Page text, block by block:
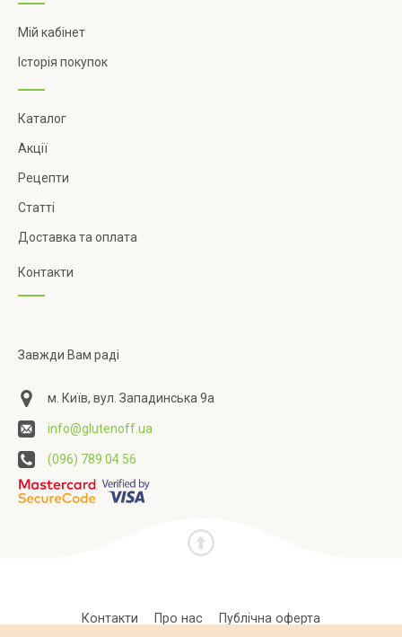
Мій кабінет
Історія покупок
Каталог
Акції
Рецепти
Статті
Доставка та оплата
Контакти
Завжди Вам раді
м. Київ, вул. Западинська 9а
info@glutenoff.ua
(096) 789 04 56
Контакти Про нас Публічна оферта